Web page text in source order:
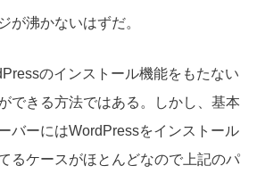
が沸かないはずだ。
のインストール機能をもたない
できる方法ではある。しかし、基本
バーにはWordPressをインストール
るケースがほとんどなので上記のパ